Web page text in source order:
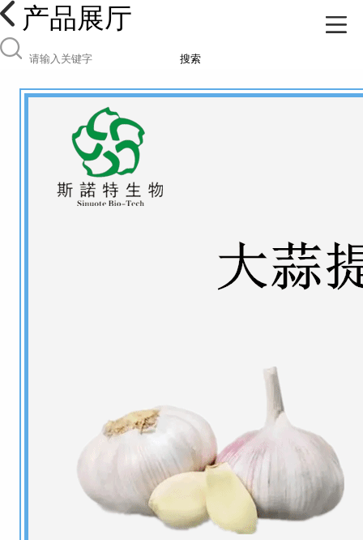
产品展厅
搜索